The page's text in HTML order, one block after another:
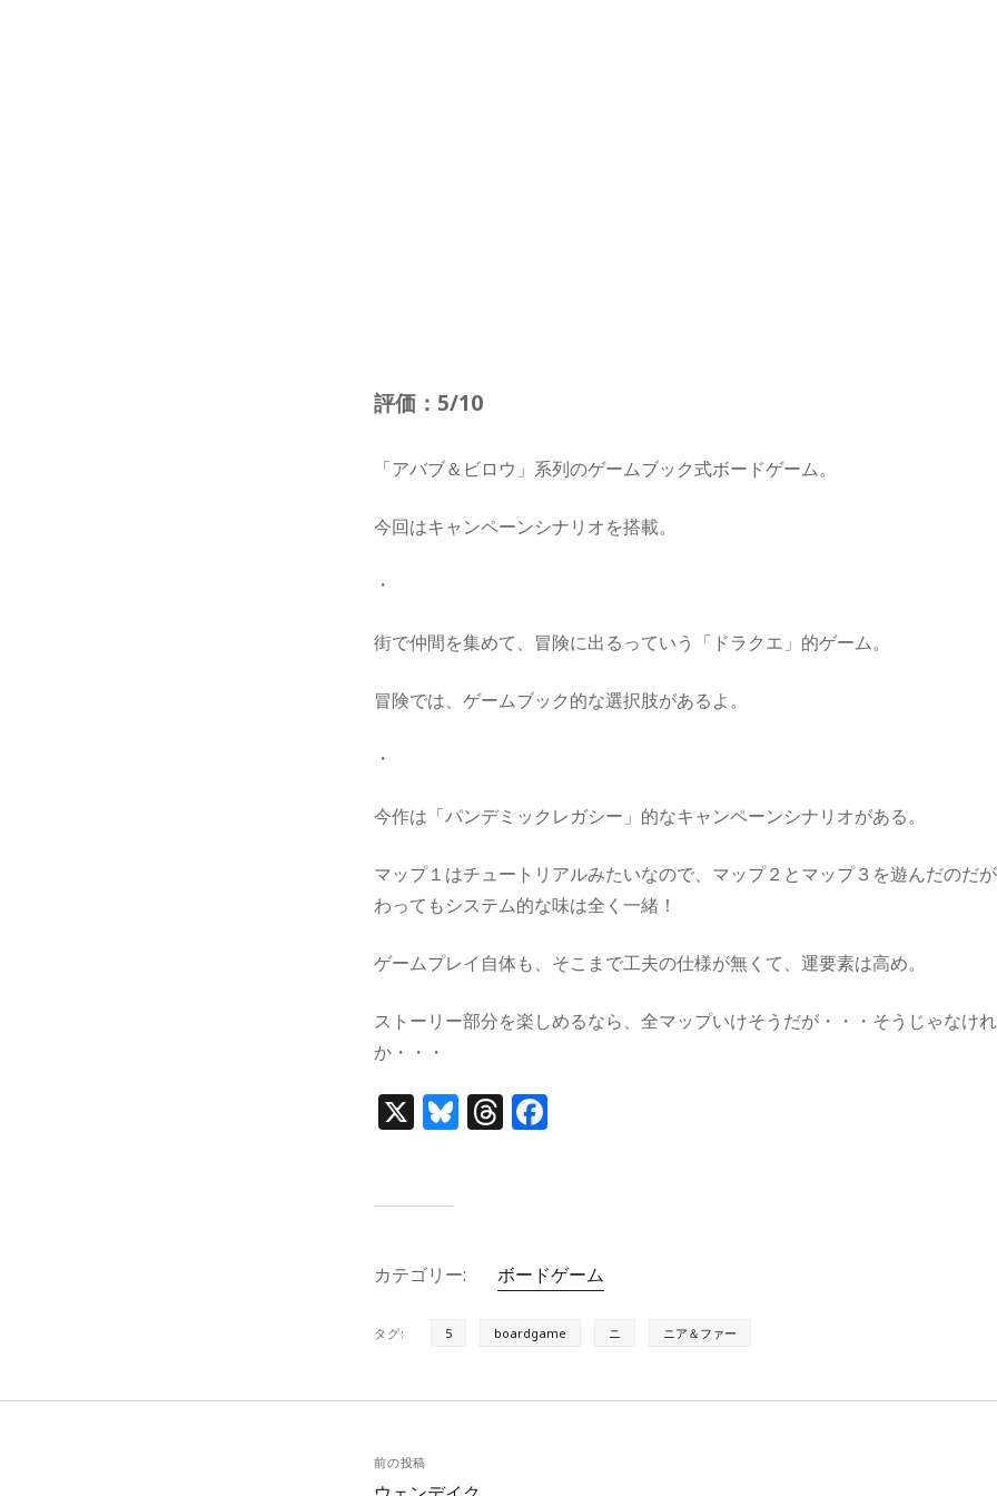
評価：5/10
「アバブ＆ビロウ」系列のゲームブック式ボードゲーム。
今回はキャンペーンシナリオを搭載。
・
街で仲間を集めて、冒険に出るっていう「ドラクエ」的ゲーム。
冒険では、ゲームブック的な選択肢があるよ。
・
今作は「パンデミックレガシー」的なキャンペーンシナリオがある。
マップ１はチュートリアルみたいなので、マップ２とマップ３を遊んだのだ
わってもシステム的な味は全く一緒！
ゲームプレイ自体も、そこまで工夫の仕様が無くて、運要素は高め。
ストーリー部分を楽しめるなら、全マップいけそうだが・・・そうじゃなけ
か・・・
X Bl
y
T
d
s
b
o
o
カテゴリー: ボードゲーム
タグ: 5 boardgame ニ ニア＆ファー
前の投稿